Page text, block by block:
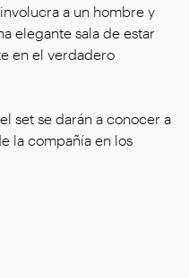
a un hombre y
elegante sala de estar
en el verdadero
set se darán a conocer a
la compañía en los